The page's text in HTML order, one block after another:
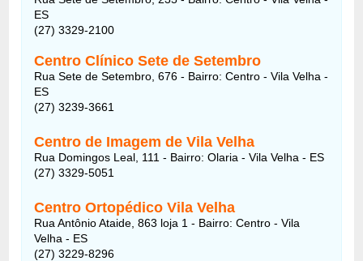
ES
(27) 3329-2100
Centro Clínico Sete de Setembro
Rua Sete de Setembro, 676 - Bairro: Centro - Vila Velha -
ES
(27) 3239-3661
Centro de Imagem de Vila Velha
Rua Domingos Leal, 111 - Bairro: Olaria - Vila Velha - ES
(27) 3329-5051
Centro Ortopédico Vila Velha
Rua Antônio Ataide, 863 loja 1 - Bairro: Centro - Vila
Velha - ES
(27) 3229-8296